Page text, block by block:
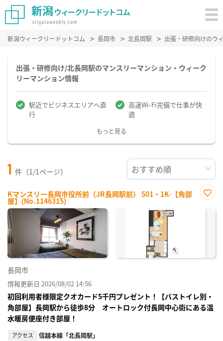
新潟ウィークリードットコム 長岡市 北長岡駅 出張・研修向けのウ
出張・研修向け/北長岡駅のマンスリーマンション・ウィーク
リーマンション情報
駅近でビジネスエリアへ直
行
高速Wi-Fi完備で仕事が快
適
もっと見る
1 件（1/1ページ）
Kマンスリー長岡市役所前（JR長岡駅前） 501・1K-【角部
屋】(No.1146315)
に入
長岡市
情報更新日 2026/08/02 14:56
初回利用者様限定クオカード5千円プレゼント！【バストイレ別・
角部屋】長岡駅から徒歩8分 オートロック付長岡中心街にある温
水暖房便座付き部屋！
アクセス 信越本線「北長岡駅」